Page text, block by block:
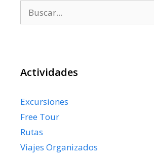
Actividades
Excursiones
Free Tour
Rutas
Viajes Organizados